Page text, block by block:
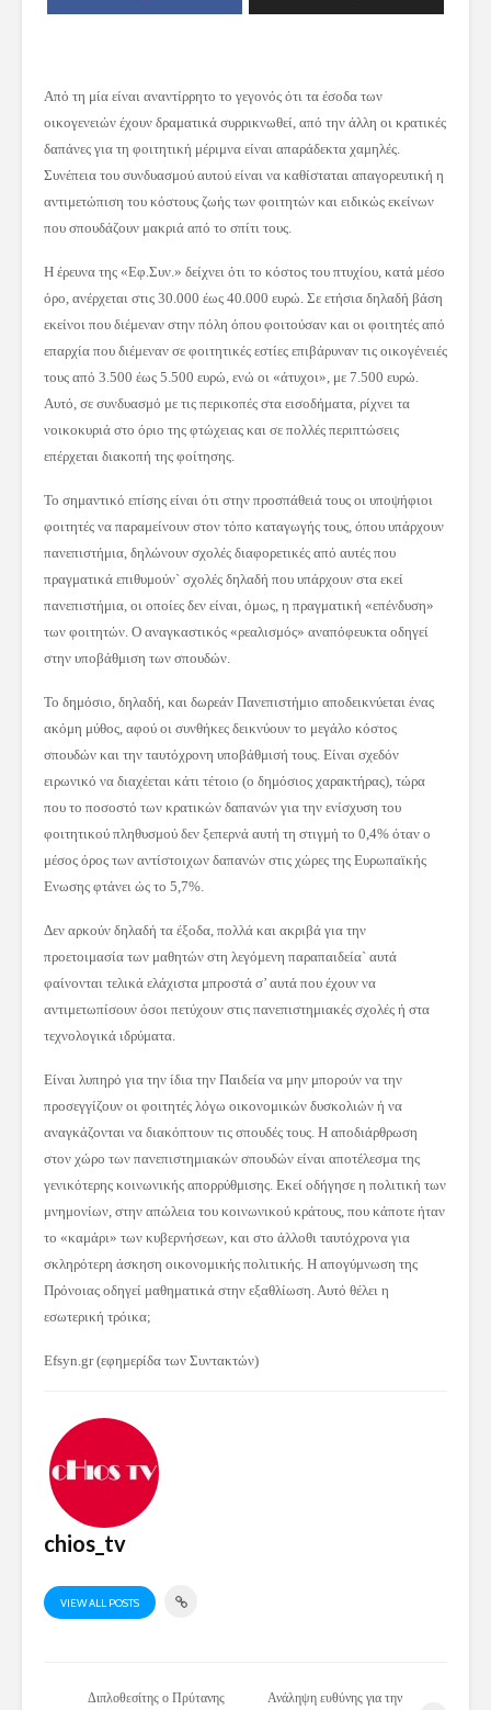
Από τη μία είναι αναντίρρητο το γεγονός ότι τα έσοδα των
οικογενειών έχουν δραματικά συρρικνωθεί, από την άλλη οι κρατικές
δαπάνες για τη φοιτητική μέριμνα είναι απαράδεκτα χαμηλές.
Συνέπεια του συνδυασμού αυτού είναι να καθίσταται απαγορευτική η
αντιμετώπιση του κόστους ζωής των φοιτητών και ειδικώς εκείνων
που σπουδάζουν μακριά από το σπίτι τους.
Η έρευνα της «Εφ.Συν.» δείχνει ότι το κόστος του πτυχίου, κατά μέσο
όρο, ανέρχεται στις 30.000 έως 40.000 ευρώ. Σε ετήσια δηλαδή βάση
εκείνοι που διέμεναν στην πόλη όπου φοιτούσαν και οι φοιτητές από
επαρχία που διέμεναν σε φοιτητικές εστίες επιβάρυναν τις οικογένειές
τους από 3.500 έως 5.500 ευρώ, ενώ οι «άτυχοι», με 7.500 ευρώ.
Αυτό, σε συνδυασμό με τις περικοπές στα εισοδήματα, ρίχνει τα
νοικοκυριά στο όριο της φτώχειας και σε πολλές περιπτώσεις
επέρχεται διακοπή της φοίτησης.
Το σημαντικό επίσης είναι ότι στην προσπάθειά τους οι υποψήφιοι
φοιτητές να παραμείνουν στον τόπο καταγωγής τους, όπου υπάρχουν
πανεπιστήμια, δηλώνουν σχολές διαφορετικές από αυτές που
πραγματικά επιθυμούν` σχολές δηλαδή που υπάρχουν στα εκεί
πανεπιστήμια, οι οποίες δεν είναι, όμως, η πραγματική «επένδυση»
των φοιτητών. Ο αναγκαστικός «ρεαλισμός» αναπόφευκτα οδηγεί
στην υποβάθμιση των σπουδών.
Το δημόσιο, δηλαδή, και δωρεάν Πανεπιστήμιο αποδεικνύεται ένας
ακόμη μύθος, αφού οι συνθήκες δεικνύουν το μεγάλο κόστος
σπουδών και την ταυτόχρονη υποβάθμισή τους. Είναι σχεδόν
ειρωνικό να διαχέεται κάτι τέτοιο (ο δημόσιος χαρακτήρας), τώρα
που το ποσοστό των κρατικών δαπανών για την ενίσχυση του
φοιτητικού πληθυσμού δεν ξεπερνά αυτή τη στιγμή το 0,4% όταν ο
μέσος όρος των αντίστοιχων δαπανών στις χώρες της Ευρωπαϊκής
Ενωσης φτάνει ώς το 5,7%.
Δεν αρκούν δηλαδή τα έξοδα, πολλά και ακριβά για την
προετοιμασία των μαθητών στη λεγόμενη παραπαιδεία` αυτά
φαίνονται τελικά ελάχιστα μπροστά σ’ αυτά που έχουν να
αντιμετωπίσουν όσοι πετύχουν στις πανεπιστημιακές σχολές ή στα
τεχνολογικά ιδρύματα.
Είναι λυπηρό για την ίδια την Παιδεία να μην μπορούν να την
προσεγγίζουν οι φοιτητές λόγω οικονομικών δυσκολιών ή να
αναγκάζονται να διακόπτουν τις σπουδές τους. Η αποδιάρθρωση
στον χώρο των πανεπιστημιακών σπουδών είναι αποτέλεσμα της
γενικότερης κοινωνικής απορρύθμισης. Εκεί οδήγησε η πολιτική των
μνημονίων, στην απώλεια του κοινωνικού κράτους, που κάποτε ήταν
το «καμάρι» των κυβερνήσεων, και στο άλλοθι ταυτόχρονα για
σκληρότερη άσκηση οικονομικής πολιτικής. Η απογύμνωση της
Πρόνοιας οδηγεί μαθηματικά στην εξαθλίωση. Αυτό θέλει η
εσωτερική τρόικα;
Efsyn.gr (εφημερίδα των Συντακτών)
chios_tv
VIEW ALL POSTS
Διπλοθεσίτης ο Πρύτανης
Ανάληψη ευθύνης για την